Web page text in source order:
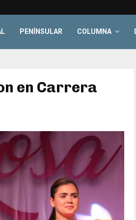
PENÍNSULAR COLUMNA
en Carrera